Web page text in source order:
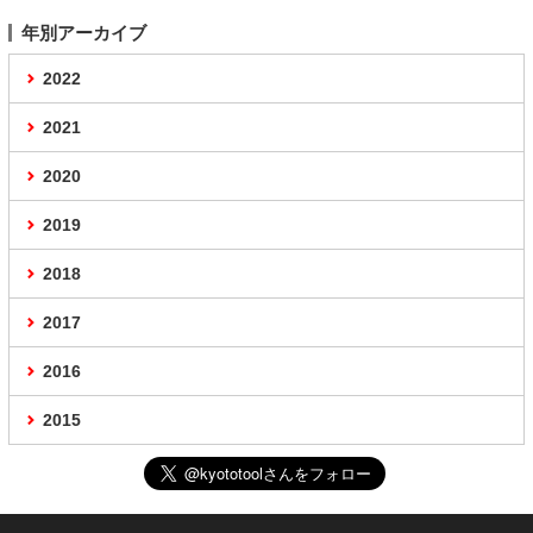
年別アーカイブ
2022
2021
2020
2019
2018
2017
2016
2015